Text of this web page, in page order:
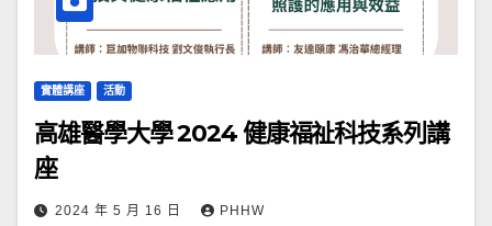
實體講座 活動
高雄醫學大學 2024 健康福祉科技系列講
座
2024 年 5 月 16 日 PHHW